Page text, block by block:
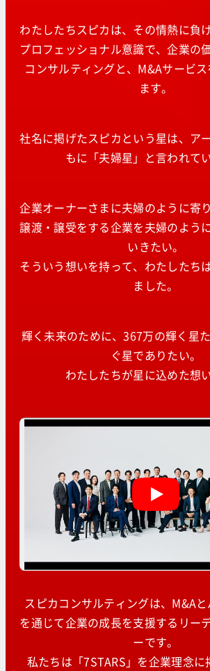
わたしたちスピカは、その情熱に負
プロフェッショナル意識で、企業の
コンサルティングと、M&Aサービ
ます。
社名に掲げたスピカという星は、ア
もに「夫婦星」と言われて
企業オーナーさまに夫婦のように寄
譲渡・譲受をする企業を夫婦のよう
いきたい。
そういう想いを持って、わたしたち
ました。
輝く未来のために、367万の輝く星
ぐ星でありたい。
わたしたちが星に込めた想
スピカコンサルティングは、M&A
を通じて企業の成長を支援するリー
ーです。
私たちは「7STARS」を企業理念